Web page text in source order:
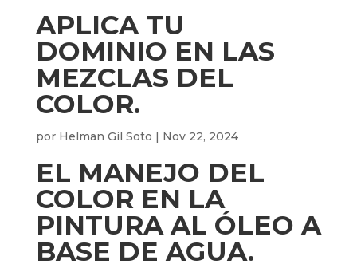
APLICA TU
DOMINIO EN LAS
MEZCLAS DEL
COLOR.
por Helman Gil Soto | Nov 22, 2024
EL MANEJO DEL
COLOR EN LA
PINTURA AL ÓLEO A
BASE DE AGUA.